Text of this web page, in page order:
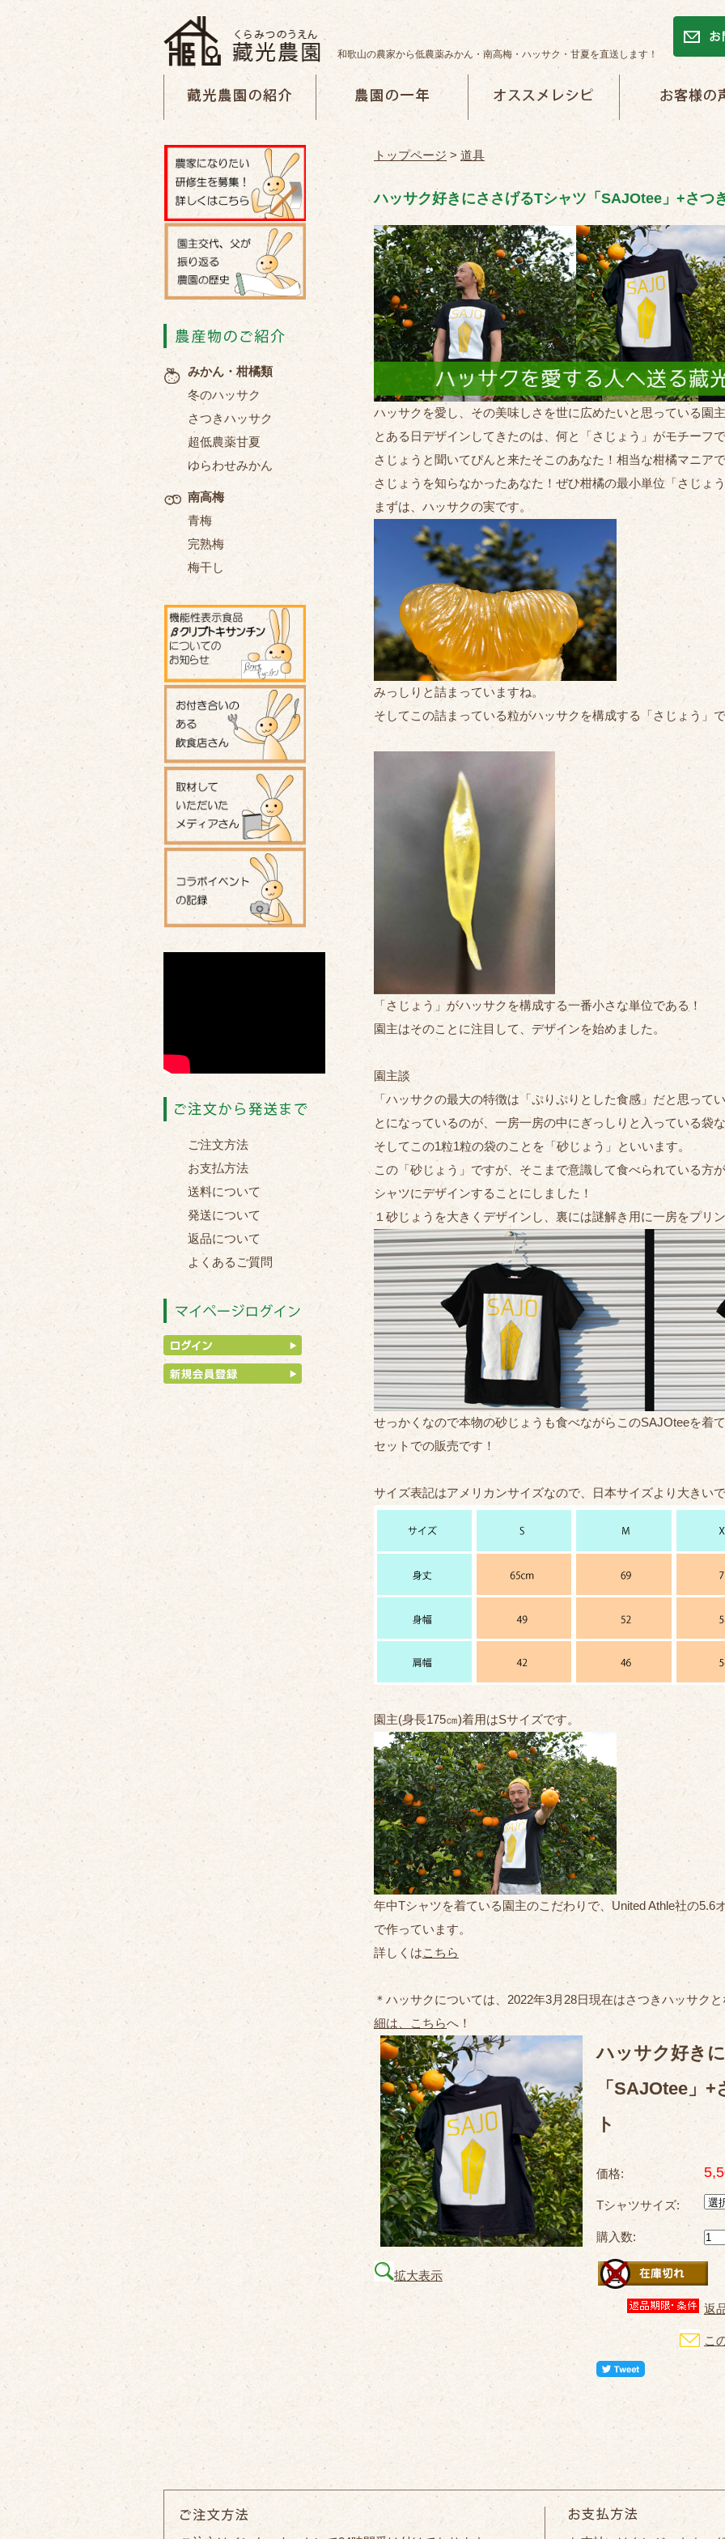
和歌山の農家から低農薬みかん・南高梅・ハッサク・甘夏を直送します！
藏光農園の紹介 農園の一年 オススメレシピ お客様の声
みかん・柑橘類
冬のハッサク
さつきハッサク
超低農薬甘夏
ゆらわせみかん
南高梅
青梅
完熟梅
梅干し
ご注文方法
お支払方法
送料について
発送について
返品について
よくあるご質問
トップページ > 道具
ハッサク好きにささげるTシャツ「SAJOtee」+さつ
ハッサクを愛し、その美味しさを世に広めたいと思っている園
とある日デザインしてきたのは、何と「さじょう」がモチーフ
さじょうと聞いてぴんと来たそこのあなた！相当な柑橘マニア
さじょうを知らなかったあなた！ぜひ柑橘の最小単位「さじょ
まずは、ハッサクの実です。
みっしりと詰まっていますね。
そしてこの詰まっている粒がハッサクを構成する「さじょう」
「さじょう」がハッサクを構成する一番小さな単位である！
園主はそのことに注目して、デザインを始めました。
園主談
「ハッサクの最大の特徴は「ぷりぷりとした食感」だと思って
とになっているのが、一房一房の中にぎっしりと入っている袋
そしてこの1粒1粒の袋のことを「砂じょう」といいます。
この「砂じょう」ですが、そこまで意識して食べられている方
シャツにデザインすることにしました！
１砂じょうを大きくデザインし、裏には謎解き用に一房をプリ
せっかくなので本物の砂じょうも食べながらこのSAJOteeを着
セットでの販売です！
サイズ表記はアメリカンサイズなので、日本サイズより大きい
園主(身長175㎝)着用はSサイズです。
年中Tシャツを着ている園主のこだわりで、United Athle社の5.6
で作っています。
詳しくはこちら
＊ハッサクについては、2022年3月28日現在はさつきハッサク
細は、こちらへ！
拡大表示
ハッサク好き
「SAJOtee」
ト
価格:
Tシャツサイズ:
購入数:
返
こ